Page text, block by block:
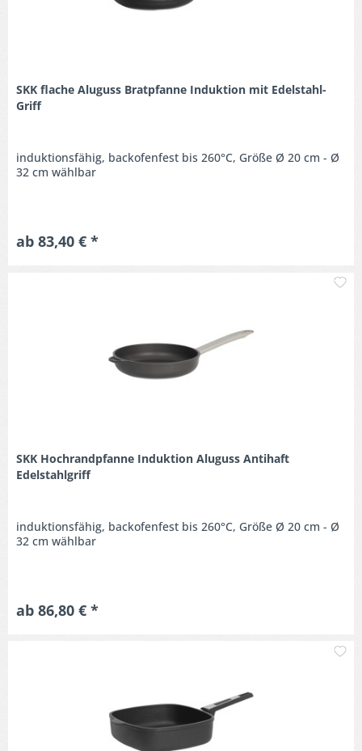
SKK flache Aluguss Bratpfanne Induktion mit Edelstahl-
Griff
induktionsfähig, backofenfest bis 260°C, Größe Ø 20 cm - Ø
32 cm wählbar
ab 83,40 € *
SKK Hochrandpfanne Induktion Aluguss Antihaft
Edelstahlgriff
induktionsfähig, backofenfest bis 260°C, Größe Ø 20 cm - Ø
32 cm wählbar
ab 86,80 € *